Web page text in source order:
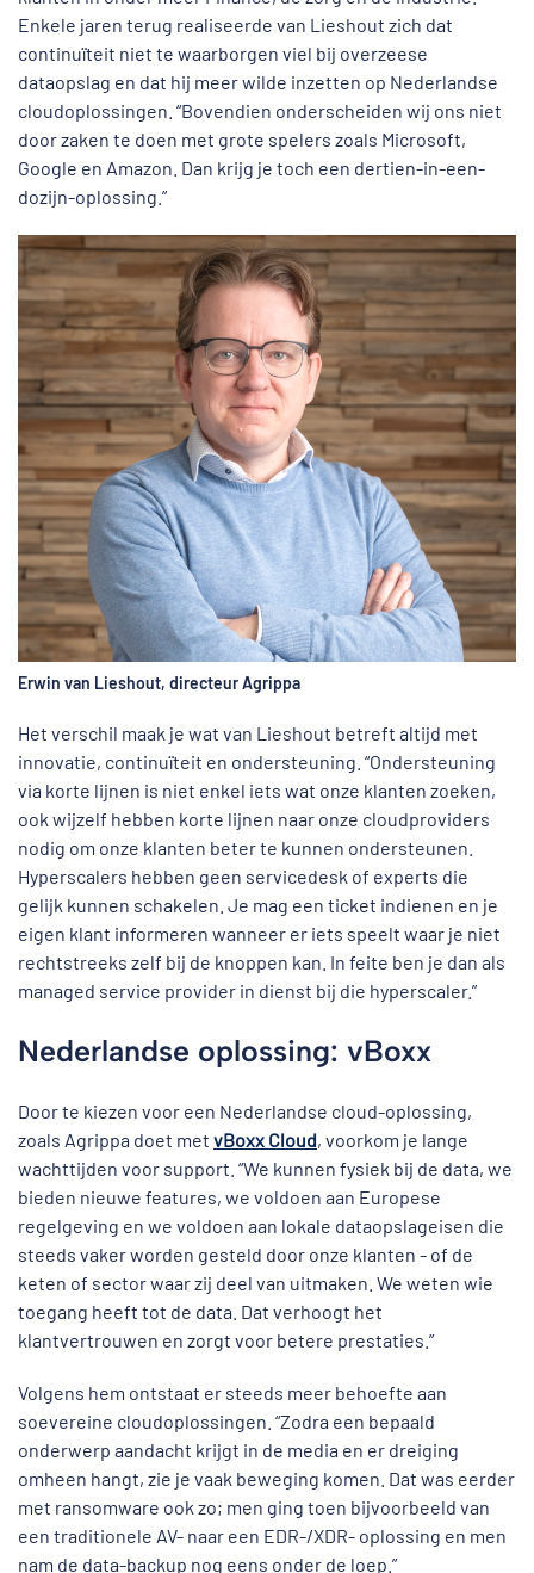
Enkele jaren terug realiseerde van Lieshout zich dat
continuïteit niet te waarborgen viel bij overzeese
dataopslag en dat hij meer wilde inzetten op Nederlandse
cloudoplossingen. “Bovendien onderscheiden wij ons niet
door zaken te doen met grote spelers zoals Microsoft,
Google en Amazon. Dan krijg je toch een dertien-in-een-
dozijn-oplossing.”
Erwin van Lieshout, directeur Agrippa
Het verschil maak je wat van Lieshout betreft altijd met
innovatie, continuïteit en ondersteuning. “Ondersteuning
via korte lijnen is niet enkel iets wat onze klanten zoeken,
ook wijzelf hebben korte lijnen naar onze cloudproviders
nodig om onze klanten beter te kunnen ondersteunen.
Hyperscalers hebben geen servicedesk of experts die
gelijk kunnen schakelen. Je mag een ticket indienen en je
eigen klant informeren wanneer er iets speelt waar je niet
rechtstreeks zelf bij de knoppen kan. In feite ben je dan als
managed service provider in dienst bij die hyperscaler.”
Nederlandse oplossing: vBoxx
Door te kiezen voor een Nederlandse cloud-oplossing,
zoals Agrippa doet met vBoxx Cloud, voorkom je lange
wachttijden voor support. “We kunnen fysiek bij de data, we
bieden nieuwe features, we voldoen aan Europese
regelgeving en we voldoen aan lokale dataopslageisen die
steeds vaker worden gesteld door onze klanten - of de
keten of sector waar zij deel van uitmaken. We weten wie
toegang heeft tot de data. Dat verhoogt het
klantvertrouwen en zorgt voor betere prestaties.”
Volgens hem ontstaat er steeds meer behoefte aan
soevereine cloudoplossingen. “Zodra een bepaald
onderwerp aandacht krijgt in de media en er dreiging
omheen hangt, zie je vaak beweging komen. Dat was eerder
met ransomware ook zo; men ging toen bijvoorbeeld van
een traditionele AV- naar een EDR-/XDR- oplossing en men
nam de data-backup nog eens onder de loep.”